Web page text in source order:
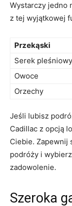
Wystarczy jedno
z tej⁤ wyjątkowej
Przekąski
Serek pleśniowy
Owoce
Orzechy
Jeśli lubisz‍
Cadillac ⁣z opcją
Ciebie. Zapewnij
podróży i
zadowolenie.
Szeroka